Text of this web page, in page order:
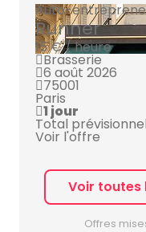
Auto-
Runner
15 € / heure
Brasserie
6 août 2026
75001
Paris
1 jour
Total prévisionnel
Voir l'offre
Voir toutes
Offres